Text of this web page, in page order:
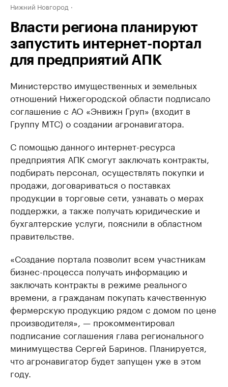
Нижний Новгород
Власти региона планируют
запустить интернет-портал
для предприятий АПК
Министерство имущественных и земельных
отношений Нижегородской области подписало
соглашение с АО «Энвижн Груп» (входит в
Группу МТС) о создании агронавигатора.
С помощью данного интернет-ресурса
предприятия АПК смогут заключать контракты,
подбирать персонал, осуществлять покупки и
продажи, договариваться о поставках
продукции в торговые сети, узнавать о мерах
поддержки, а также получать юридические и
бухгалтерские услуги, пояснили в областном
правительстве.
«Создание портала позволит всем участникам
бизнес-процесса получать информацию и
заключать контракты в режиме реального
времени, а гражданам покупать качественную
фермерскую продукцию рядом с домом по цене
производителя», — прокомментировал
подписание соглашения глава регионального
минимущества Сергей Баринов. Планируется,
что агронавигатор будет запущен уже в этом
году.